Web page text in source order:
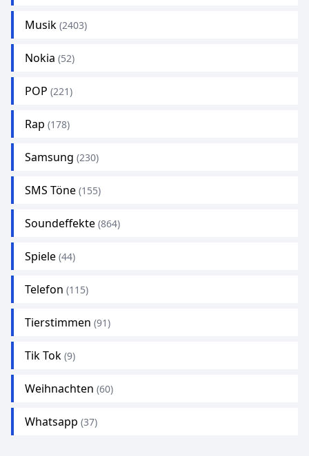
Musik (2403)
Nokia (52)
POP (221)
Rap (178)
Samsung (230)
SMS Töne (155)
Soundeffekte (864)
Spiele (44)
Telefon (115)
Tierstimmen (91)
Tik Tok (9)
Weihnachten (60)
Whatsapp (37)